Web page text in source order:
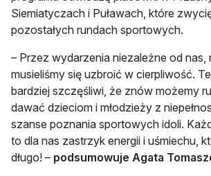
Siemiatyczach i Puławach, które
pozostałych rundach sportowych.
– Przez wydarzenia niezależne od nas,
musieliśmy się uzbroić w cierpliwość.
bardziej szczęśliwi, że znów możemy
dawać dzieciom i młodzieży z
szanse poznania sportowych idoli.
to dla nas zastrzyk energii i uśmiechu,
długo! – podsumowuje Agata